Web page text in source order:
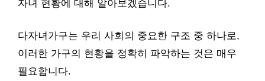
자녀 현황에 대해 알아보겠습니다.
다자녀가구는 우리 사회의 중요한 구조 중 하나로,
이러한 가구의 현황을 정확히 파악하는 것은 매우
필요합니다.